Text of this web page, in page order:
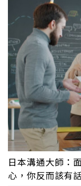
日本溝通大師：
心，你反而該有